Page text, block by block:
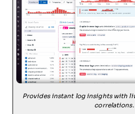
Provides instant log insights with
correlations.